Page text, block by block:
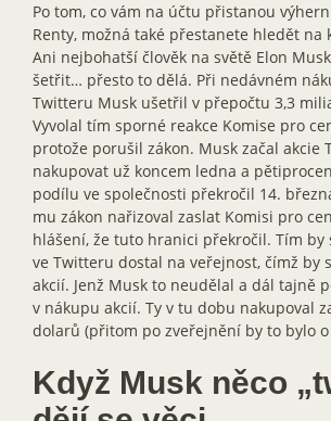
Po tom, co vám na účtu přistanou
Renty, možná také přestanete hledět na
Ani nejbohatší člověk na světě Elon
šetřit… přesto to dělá. Při nedávném
Twitteru Musk ušetřil v přepočtu 3,3
Vyvolal tím sporné reakce Komise pro
protože porušil zákon. Musk začal akcie
nakupovat už koncem ledna a
podílu ve společnosti překročil 14.
mu zákon nařizoval zaslat Komisi pro
hlášení, že tuto hranici překročil. Tím by
ve Twitteru dostal na veřejnost, čímž by
akcií. Jenž Musk to neudělal a dál tajně
v nákupu akcií. Ty v tu dobu nakupoval
dolarů (přitom po zveřejnění by to bylo o
Když Musk něco